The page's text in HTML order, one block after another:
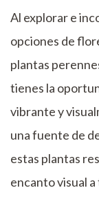
Al explorar e
opciones de
plantas
tienes la
vibrante y
una fuente de
estas plantas
encanto visual